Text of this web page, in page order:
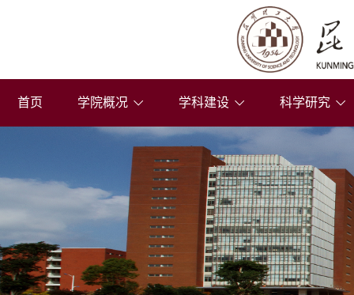
首页 学院概况 学科建设 科学研究